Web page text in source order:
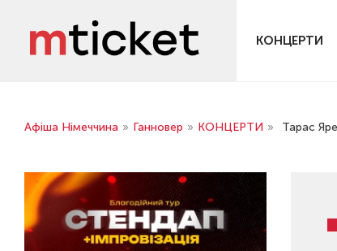
КОНЦЕРТИ
Афіша Німеччина » Ганновер » КОНЦЕРТИ » Тарас